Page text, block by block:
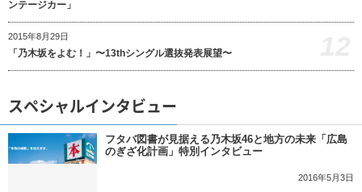
ンテージカー」
2015年8月29日
「乃木坂をよむ！」〜13thシングル選抜発表展望〜
スペシャルインタビュー
フタバ図書が見据える乃木坂46と地方の未来「広島
のぎざ化計画」特別インタビュー
2016年5月3日